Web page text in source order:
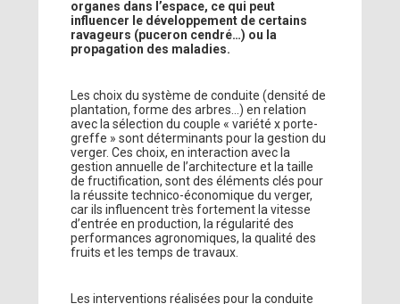
organes dans l’espace, ce qui peut
influencer le développement de certains
ravageurs (puceron cendré…) ou la
propagation des maladies.
Les choix du système de conduite (densité de
plantation, forme des arbres…) en relation
avec la sélection du couple « variété x porte-
greffe » sont déterminants pour la gestion du
verger. Ces choix, en interaction avec la
gestion annuelle de l’architecture et la taille
de fructification, sont des éléments clés pour
la réussite technico-économique du verger,
car ils influencent très fortement la vitesse
d’entrée en production, la régularité des
performances agronomiques, la qualité des
fruits et les temps de travaux.
Les interventions réalisées pour la conduite